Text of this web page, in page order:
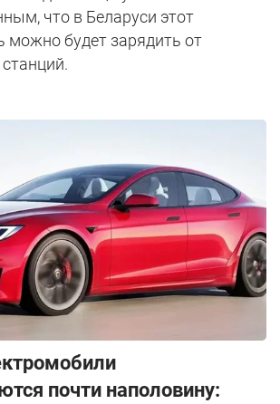
что в Беларуси этот
можно будет зарядить от
почти наполовину: